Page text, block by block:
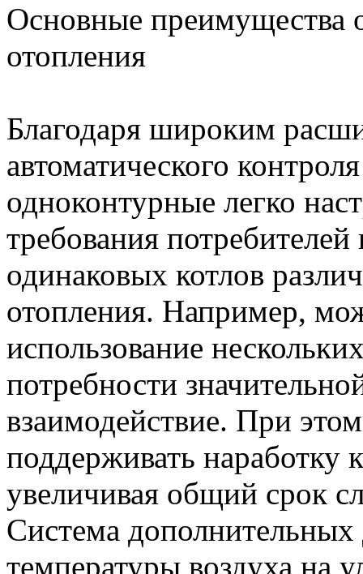
Основные преимущества
отопления
Благодаря широким
автоматического
одноконтурные легко
требования потребителей
одинаковых котлов
отопления. Например,
использование
потребности
взаимодействие. При
поддерживать наработку
увеличивая общий срок
Система дополнительных
температуры воздуха на